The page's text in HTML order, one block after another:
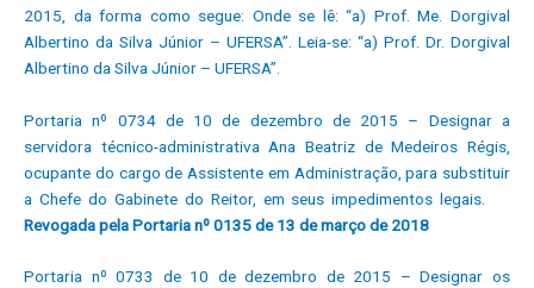
2015, da forma como segue: Onde se lê: “a) Prof. Me. Dorgival
Albertino da Silva Júnior – UFERSA”. Leia-se: “a) Prof. Dr. Dorgival
Albertino da Silva Júnior – UFERSA”.
Portaria nº 0734 de 10 de dezembro de 2015 – Designar a
servidora técnico-administrativa Ana Beatriz de Medeiros Régis,
ocupante do cargo de Assistente em Administração, para substituir
a Chefe do Gabinete do Reitor, em seus impedimentos legais.
Revogada pela Portaria nº 0135 de 13 de março de 2018
Portaria nº 0733 de 10 de dezembro de 2015 – Designar os